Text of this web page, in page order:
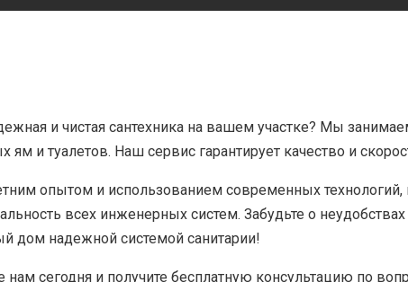
и чистая сантехника на вашем участке? Мы
ям и туалетов. Наш сервис гарантирует качество и
опытом и использованием современных
всех инженерных систем. Забудьте о
дом надежной системой санитарии!
нам сегодня и получите бесплатную консультацию по